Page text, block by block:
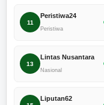
11
Peristiwa24
Peristiwa
13
Lintas Nusantara
Nasional
Liputan62